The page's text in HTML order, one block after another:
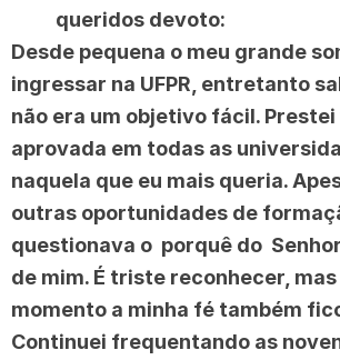
queridos devoto:
Desde pequena o meu grande
ingressar na UFPR, entretanto
não era um objetivo fácil.
aprovada em todas as
naquela que eu mais queria.
outras oportunidades de
questionava o porquê do
de mim. É triste reconhecer,
momento a minha fé também
Continuei frequentando as